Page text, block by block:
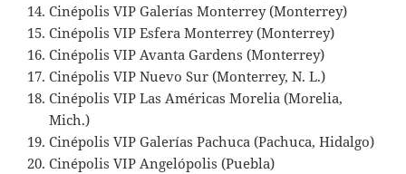
Cinépolis VIP Galerías Monterrey (Monterrey)
Cinépolis VIP Esfera Monterrey (Monterrey)
Cinépolis VIP Avanta Gardens (Monterrey)
Cinépolis VIP Nuevo Sur (Monterrey, N. L.)
Cinépolis VIP Las Américas Morelia (Morelia,
Mich.)
Cinépolis VIP Galerías Pachuca (Pachuca, Hidalgo)
Cinépolis VIP Angelópolis (Puebla)